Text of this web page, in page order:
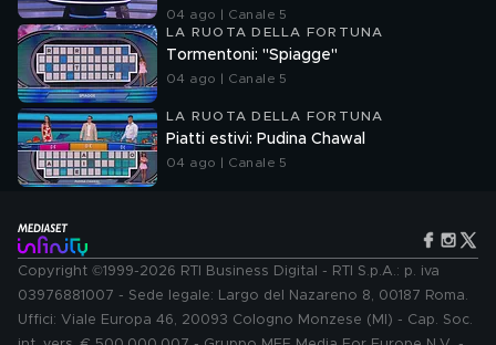
04 ago | Canale 5
LA RUOTA DELLA FORTUNA
Tormentoni: "Spiagge"
04 ago | Canale 5
LA RUOTA DELLA FORTUNA
Piatti estivi: Pudina Chawal
04 ago | Canale 5
Copyright ©1999-2026 RTI Business Digital - RTI S.p.A.: p. iva
03976881007 - Sede legale: Largo del Nazareno 8, 00187 Roma.
Uffici: Viale Europa 46, 20093 Cologno Monzese (MI) - Cap. Soc.